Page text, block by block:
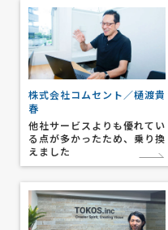
株式会社コムセント／樋渡貴
春
他社サービスよりも優れてい
る点が多かったため、乗り換
えました